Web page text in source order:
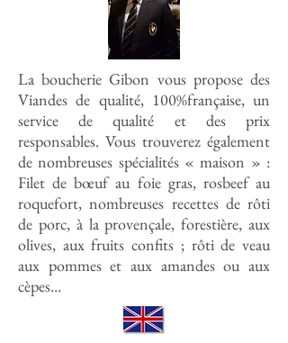
La boucherie Gibon vous propose des
Viandes de qualité, 100%française, un
service de qualité et des prix
responsables. Vous trouverez également
de nombreuses spécialités « maison » :
Filet de bœuf au foie gras, rosbeef au
roquefort, nombreuses recettes de rôti
de porc, à la provençale, forestière, aux
olives, aux fruits confits ; rôti de veau
aux pommes et aux amandes ou aux
cèpes…